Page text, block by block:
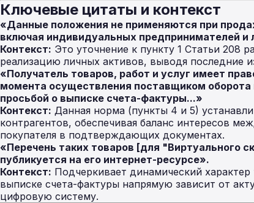
Ключевые цитаты и контекст
«Данные положения не применяются при
включая индивидуальных предпринимателей
Контекст: Это уточнение к пункту 1 Статьи 208
реализацию личных активов, выводя последние
«Получатель товаров, работ и услуг имеет
момента осуществления поставщиком оборота
просьбой о выписке счета-фактуры...»
Контекст: Данная норма (пункты 4 и 5)
контрагентов, обеспечивая баланс интересов
покупателя в подтверждающих документах.
«Перечень таких товаров [для "Виртуального
публикуется на его интернет-ресурсе».
Контекст: Подчеркивает динамический
выписке счета-фактуры напрямую зависит от
цифровую систему.